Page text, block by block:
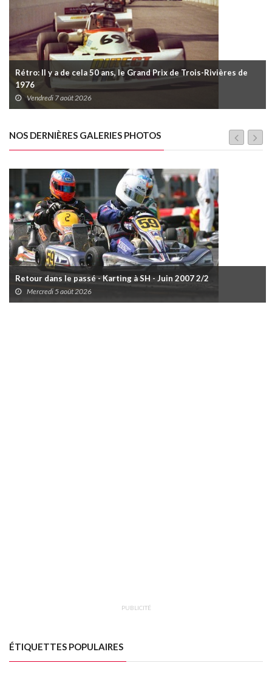
Rétro: Il y a de cela 50 ans, le Grand Prix de Trois-Rivières de
1976
Vendredi 7 août 2026
NOS DERNIÈRES GALERIES PHOTOS
Retour dans le passé - Karting à SH - Juin 2007 2/2
Mercredi 5 août 2026
PUBLICITÉ
ÉTIQUETTES POPULAIRES